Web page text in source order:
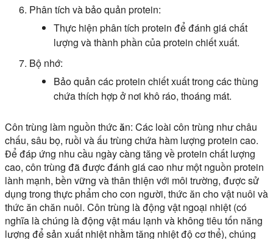
Phân tích và bảo quản protein:
Thực hiện phân tích protein để đánh giá chất
lượng và thành phần của protein chiết xuất.
Bộ nhớ:
Bảo quản các protein chiết xuất trong các thùng
chứa thích hợp ở nơi khô ráo, thoáng mát.
Côn trùng làm nguồn thức ăn: Các loài côn trùng như châu
chấu, sâu bọ, ruồi và ấu trùng chứa hàm lượng protein cao.
Để đáp ứng nhu cầu ngày càng tăng về protein chất lượng
cao, côn trùng đã được đánh giá cao như một nguồn protein
lành mạnh, bền vững và thân thiện với môi trường, được sử
dụng trong thực phẩm cho con người, thức ăn cho vật nuôi và
thức ăn chăn nuôi. Côn trùng là động vật ngoại nhiệt (có
nghĩa là chúng là động vật máu lạnh và không tiêu tốn năng
lượng để sản xuất nhiệt nhằm tăng nhiệt độ cơ thể), chúng